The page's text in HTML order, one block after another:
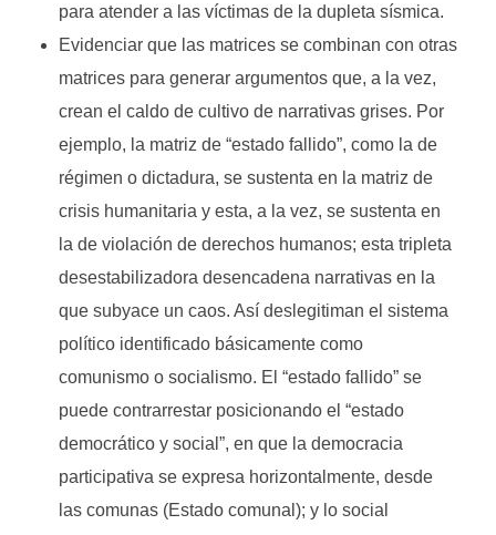
para atender a las víctimas de la dupleta sísmica.
Evidenciar que las matrices se combinan con otras
matrices para generar argumentos que, a la vez,
crean el caldo de cultivo de narrativas grises. Por
ejemplo, la matriz de “estado fallido”, como la de
régimen o dictadura, se sustenta en la matriz de
crisis humanitaria y esta, a la vez, se sustenta en
la de violación de derechos humanos; esta tripleta
desestabilizadora desencadena narrativas en la
que subyace un caos. Así deslegitiman el sistema
político identificado básicamente como
comunismo o socialismo. El “estado fallido” se
puede contrarrestar posicionando el “estado
democrático y social”, en que la democracia
participativa se expresa horizontalmente, desde
las comunas (Estado comunal); y lo social